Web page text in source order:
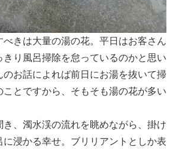
べきは大量の湯の花。平日はお客さん
きり風呂掃除を怠っているのかと思い
のお話によれば前日にお湯を抜いて掃
ことですから、そもそも湯の花が多い
、濁水渓の流れを眺めながら、掛け
浸かる幸せ。ブリリアントとしか表